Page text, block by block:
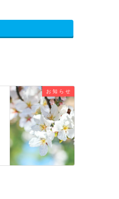
お 知 ら せ